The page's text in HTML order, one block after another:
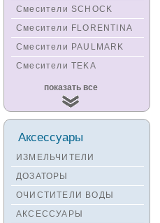
Смесители SCHOCK
Смесители FLORENTINA
Смесители PAULMARK
Смесители TEKA
Смесители
KUCHENSTERN
Смесители ZORG
Смесители KANTERA
Смесители SEAMAN
Смесители
Zigmund&Shtain
Смесители OULIN
показать все
Аксессуары
ИЗМЕЛЬЧИТЕЛИ
ДОЗАТОРЫ
ОЧИСТИТЕЛИ ВОДЫ
АКСЕССУАРЫ